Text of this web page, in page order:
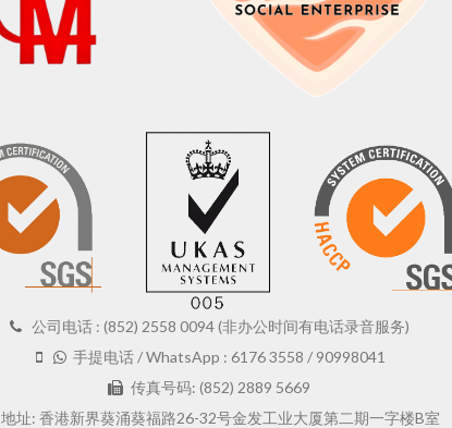
公司电话 : (852) 2558 0094 (非办公时间有电话录音服务)
手提电话 / WhatsApp : 6176 3558 / 90998041
传真号码: (852) 2889 5669
地址: 香港新界葵涌葵福路26-32号金发工业大厦第二期一字楼B室